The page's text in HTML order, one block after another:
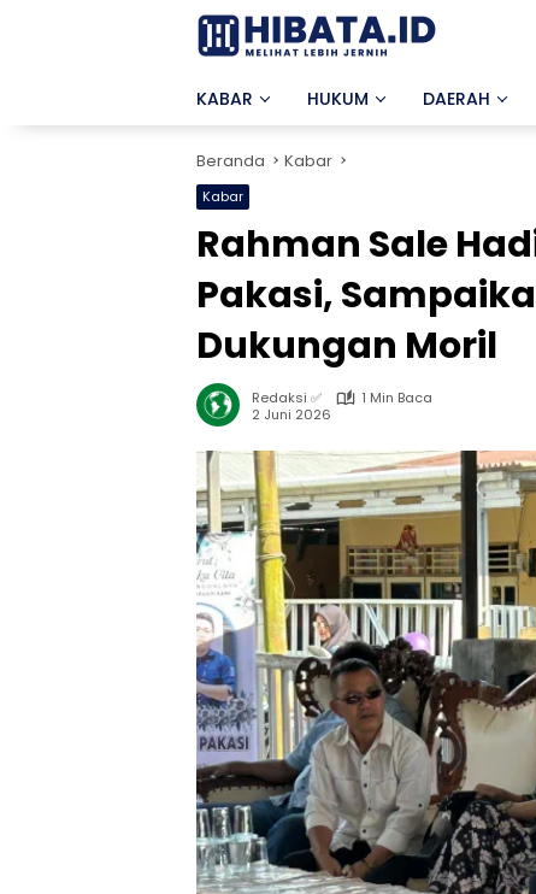
KABAR HUKUM DAERAH
Beranda Kabar
Kabar
Rahman Sale
Pakasi,
Dukungan Moril
Redaksi ✅
1 Min Baca
2 Juni 2026